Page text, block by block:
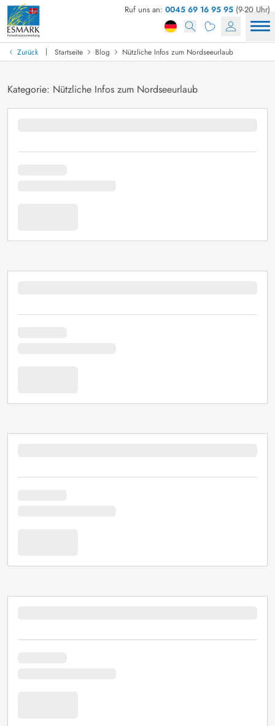
Ruf uns an: 0045 69 16 95 95 (9-20 Uhr)
Zurück | Startseite Blog Nützliche Infos zum Nordseeurlaub
Kategorie: Nützliche Infos zum Nordseeurlaub